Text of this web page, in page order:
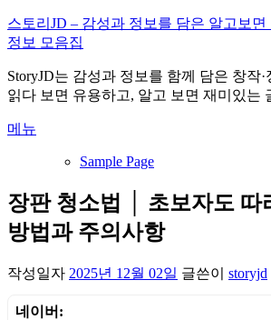
내
용
로
바
가
스토리JD – 감성과 정보를 담은 알고보
정보 모음집
StoryJD는 감성과 정보를 함께 담은 창작
읽다 보면 유용하고, 알고 보면 재미있는
메뉴
Sample Page
장판 청소법 │ 초보자도 따
방법과 주의사항
작성일자 2025년 12월 02일 글쓴이 storyjd
네이버: